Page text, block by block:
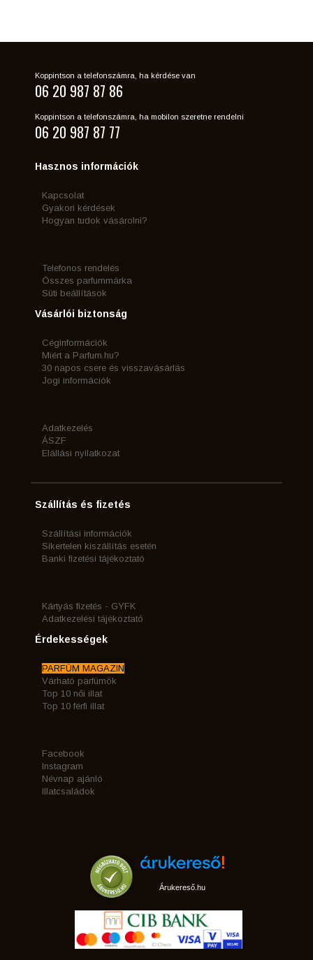
Koppintson a telefonszámra, ha kérdése van
06 20 987 87 86
Koppintson a telefonszámra, ha mobilon szeretne rendelni
06 20 987 87 77
Hasznos információk
Kapcsolat
Gyakori kérdések
Hogyan tudok vásárolni?
Telefonos rendelés
Összes parfummárka
Süti beállítások
Vásárlói biztonság
Céginformációk
Miért a Parfum.hu?
30 napos csere és visszavásárlás
Jogi információk
Adatkezelés
ÁSZF
Elállási nyilatkozat
Szállítás és fizetés
Szállítási információk
Sikertelen kiszállítás esetén
Banki fizetési tájékoztató
Kártyás fizetés - GYFK
Adatkezelési tájékoztató
Érdekességek
PARFÜM MAGAZIN
Várható parfümök
Top 10 női illat
Top 10 férfi illat
Facebook
Instagram
Névnap ajánló
Illatcsaládok
Árukereső.hu